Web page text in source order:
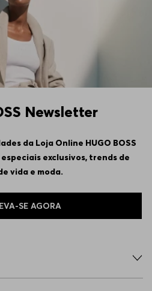
Newsletter
da Loja Online HUGO BOSS
exclusivos, trends de
vida e moda.
SE AGORA